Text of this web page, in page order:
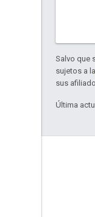
Salvo que
sujetos a la
sus
Última